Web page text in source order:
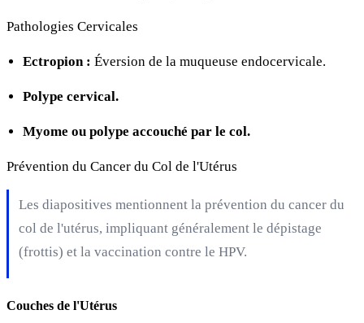
Pathologies Cervicales
Ectropion : Éversion de la muqueuse endocervicale.
Polype cervical.
Myome ou polype accouché par le col.
Prévention du Cancer du Col de l'Utérus
Les diapositives mentionnent la prévention du cancer du
col de l'utérus, impliquant généralement le dépistage
(frottis) et la vaccination contre le HPV.
Couches de l'Utérus